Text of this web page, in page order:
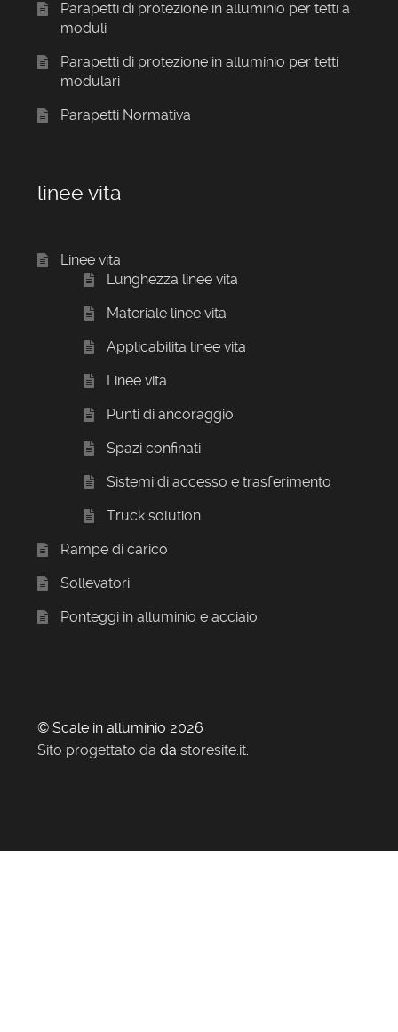
Parapetti di protezione in alluminio per tetti a
moduli
Parapetti di protezione in alluminio per tetti
modulari
Parapetti Normativa
linee vita
Linee vita
Lunghezza linee vita
Materiale linee vita
Applicabilita linee vita
Linee vita
Punti di ancoraggio
Spazi confinati
Sistemi di accesso e trasferimento
Truck solution
Rampe di carico
Sollevatori
Ponteggi in alluminio e acciaio
© Scale in alluminio 2026
Sito progettato da da storesite.it.